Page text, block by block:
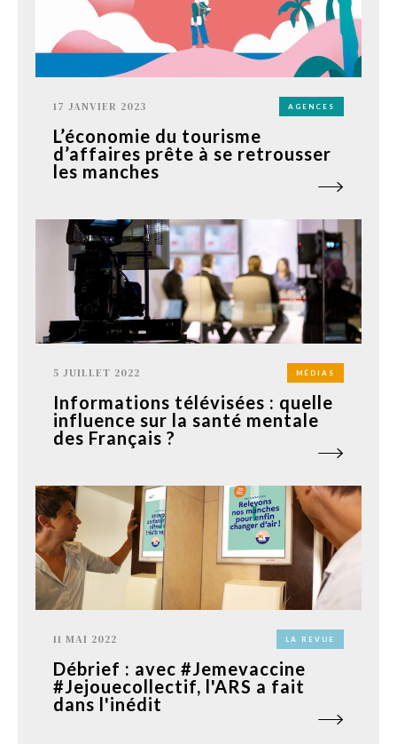
17 JANVIER 2023 AGENCES
L’économie du tourisme
d’affaires prête à se retrousser
les manches
5 JUILLET 2022 MÉDIAS
Informations télévisées : quelle
influence sur la santé mentale
des Français ?
11 MAI 2022 LA REVUE
Débrief : avec #Jemevaccine
#Jejouecollectif, l'ARS a fait
dans l'inédit